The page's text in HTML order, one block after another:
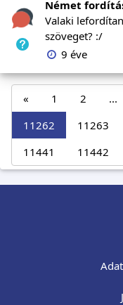
Német
Valaki
szöveget? :/
9 éve
« 1 2 ...
11262
11263
11441
11442